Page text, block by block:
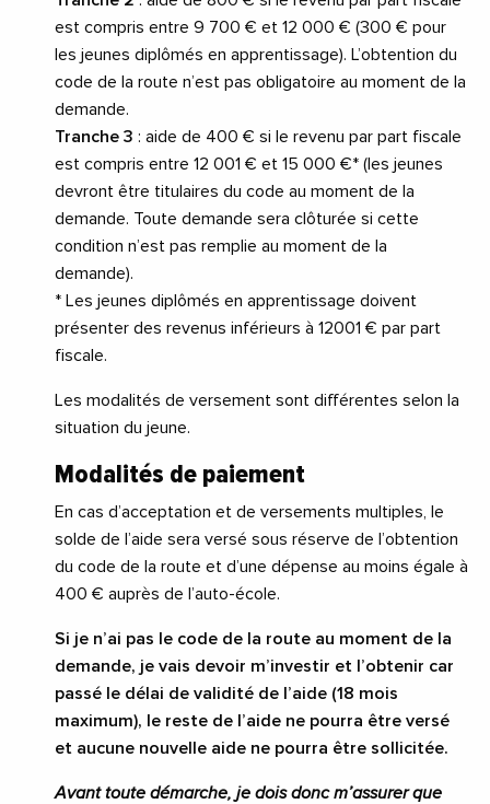
est compris entre 9 700 € et 12 000 € (300 € pour
les jeunes diplômés en apprentissage). L’obtention du
code de la route n’est pas obligatoire au moment de la
demande.
Tranche 3 : aide de 400 € si le revenu par part fiscale
est compris entre 12 001 € et 15 000 €* (les jeunes
devront être titulaires du code au moment de la
demande. Toute demande sera clôturée si cette
condition n’est pas remplie au moment de la
demande).
* Les jeunes diplômés en apprentissage doivent
présenter des revenus inférieurs à 12001 € par part
fiscale.
Les modalités de versement sont différentes selon la
situation du jeune.
Modalités de paiement
En cas d’acceptation et de versements multiples, le
solde de l’aide sera versé sous réserve de l’obtention
du code de la route et d’une dépense au moins égale à
400 € auprès de l’auto-école.
Si je n’ai pas le code de la route au moment de la
demande, je vais devoir m’investir et l’obtenir car
passé le délai de validité de l’aide (18 mois
maximum), le reste de l’aide ne pourra être versé
et aucune nouvelle aide ne pourra être sollicitée.
Avant toute démarche, je dois donc m’assurer que